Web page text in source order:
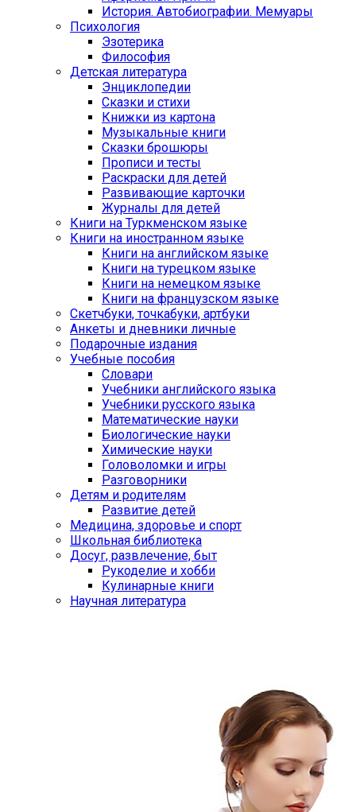
История. Автобиографии. Мемуары
Психология
Эзотерика
Философия
Детская литература
Энциклопедии
Сказки и стихи
Книжки из картона
Музыкальные книги
Сказки брошюры
Прописи и тесты
Раскраски для детей
Развивающие карточки
Журналы для детей
Книги на Туркменском языке
Книги на иностранном языке
Книги на английском языке
Книги на турецком языке
Книги на немецком языке
Книги на французском языке
Cкетчбуки, точкабуки, артбуки
Анкеты и дневники личные
Подарочные издания
Учебные пособия
Словари
Учебники английского языка
Учебники русского языка
Математические науки
Биологические науки
Химические науки
Головоломки и игры
Разговорники
Детям и родителям
Развитие детей
Медицина, здоровье и спорт
Школьная библиотека
Досуг, развлечение, быт
Рукоделие и хобби
Кулинарные книги
Научная литература